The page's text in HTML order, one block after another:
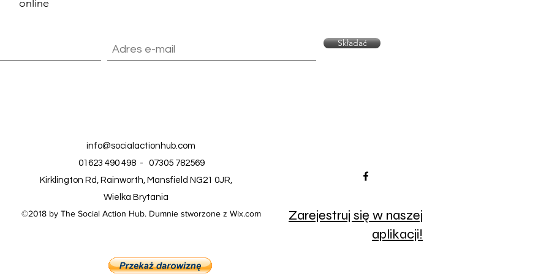
online
Składać
info@socialactionhub.com
01623 490 498 - 07305 782569
Kirklington Rd, Rainworth, Mansfield NG21 0JR,
Wielka Brytania
©2018 by The Social Action Hub. Dumnie stworzone z Wix.com
Zarejestruj się w naszej
aplikacji!